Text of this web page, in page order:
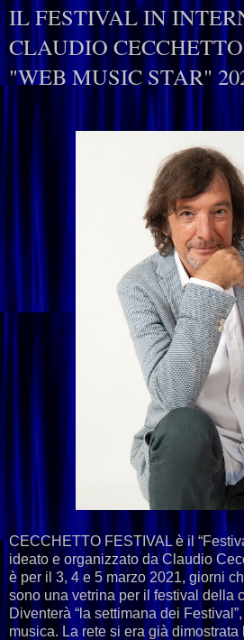
IL FESTIVAL IN
CLAUDIO
"WEB MUSIC STAR"
CECCHETTO FESTIVAL è il
ideato e organizzato da Claudio
è per il 3, 4 e 5 marzo 2021, giorni
sono una vetrina per il festival della
Diventerà “la settimana dei
musica. La rete si era già